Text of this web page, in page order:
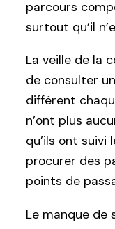
parcours
surtout qu’il
La veille de la
de consulter
différent
n’ont plus
qu’ils ont suivi
procurer des
points de
Le manque de